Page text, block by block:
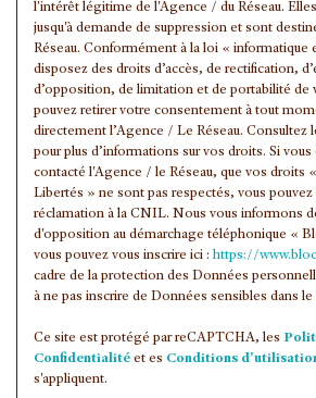
l'intérêt légitime de l'Agence / du Réseau.
jusqu'à demande de suppression et sont
Réseau. Conformément à la loi « informatique
disposez des droits d’accès, de rectification,
d’opposition, de limitation et de portabilité de
pouvez retirer votre consentement à tout
directement l’Agence / Le Réseau. Consultez
pour plus d’informations sur vos droits. Si
contacté l'Agence / le Réseau, que vos droits
Libertés » ne sont pas respectés, vous pouvez
réclamation à la CNIL. Nous vous informons
d'opposition au démarchage téléphonique «
vous pouvez vous inscrire ici : https://
cadre de la protection des Données
à ne pas inscrire de Données sensibles dans
Ce site est protégé par reCAPTCHA, les
Confidentialité et es Conditions
s'appliquent.